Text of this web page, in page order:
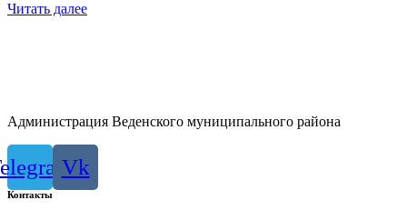
Читать далее
Администрация Веденского муниципального района
Vk
Контакты